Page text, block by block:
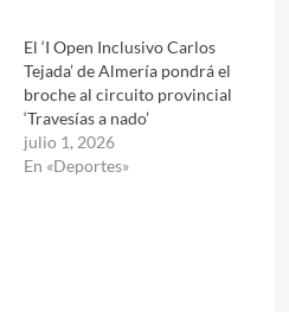
El ‘I Open Inclusivo Carlos
Tejada’ de Almería pondrá el
broche al circuito provincial
‘Travesías a nado’
julio 1, 2026
En «Deportes»